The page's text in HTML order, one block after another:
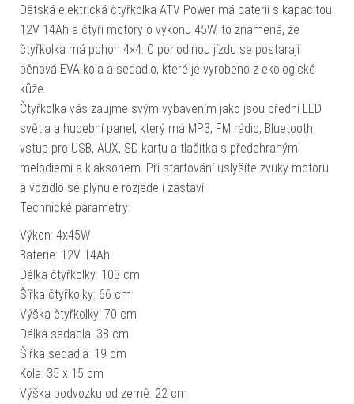
Dětská elektrická čtyřkolka ATV Power má baterii s kapacitou
12V 14Ah a čtyři motory o výkonu 45W, to znamená, že
čtyřkolka má pohon 4×4. O pohodlnou jízdu se postarají
pěnová EVA kola a sedadlo, které je vyrobeno z ekologické
kůže.
Čtyřkolka vás zaujme svým vybavením jako jsou přední LED
světla a hudební panel, který má MP3, FM rádio, Bluetooth,
vstup pro USB, AUX, SD kartu a tlačítka s předehranými
melodiemi a klaksonem. Při startování uslyšíte zvuky motoru
a vozidlo se plynule rozjede i zastaví.
Technické parametry:
Výkon: 4x45W
Baterie: 12V 14Ah
Délka čtyřkolky: 103 cm
Šířka čtyřkolky: 66 cm
Výška čtyřkolky: 70 cm
Délka sedadla: 38 cm
Šířka sedadla: 19 cm
Kola: 35 x 15 cm
Výška podvozku od země: 22 cm